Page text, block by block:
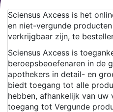
Sciensus Axcess is het
en niet-vergunde
verkrijgbaar zijn, te
Sciensus Axcess is
beroepsbeoefenaren in de
apothekers in detail- en
biedt toegang tot alle
hebben, afhankelijk van uw
toegang tot Vergunde